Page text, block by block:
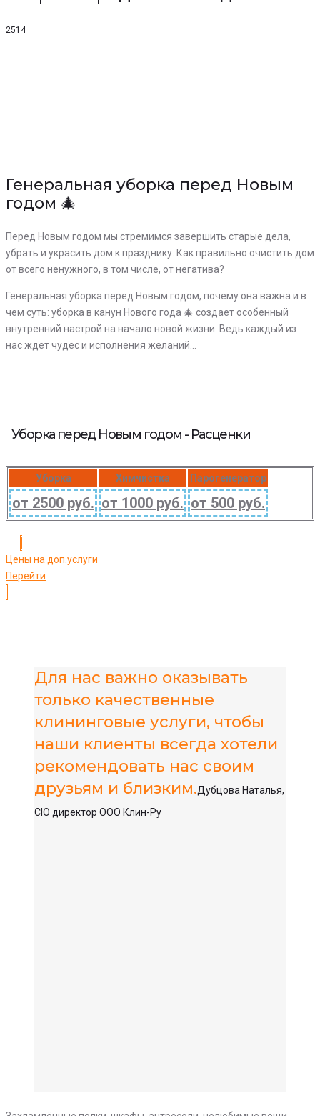
2514
Генеральная уборка перед Новым
годом 🎄
Перед Новым годом мы стремимся завершить старые дела,
убрать и украсить дом к празднику. Как правильно очистить дом
от всего ненужного, в том числе, от негатива?
Генеральная уборка перед Новым годом, почему она важна и в
чем суть: уборка в канун Нового года 🎄 создает особенный
внутренний настрой на начало новой жизни. Ведь каждый из
нас ждет чудес и исполнения желаний…
Уборка перед Новым годом - Расценки
Уборка Химчистка Парогенератор
от 2500 руб. от 1000 руб. от 500 руб.
Цены на доп.услуги
Перейти
Для нас важно оказывать
только качественные
клининговые услуги, чтобы
наши клиенты всегда хотели
рекомендовать нас своим
друзьям и близким.Дубцова Наталья,
CIO директор ООО Клин-Ру